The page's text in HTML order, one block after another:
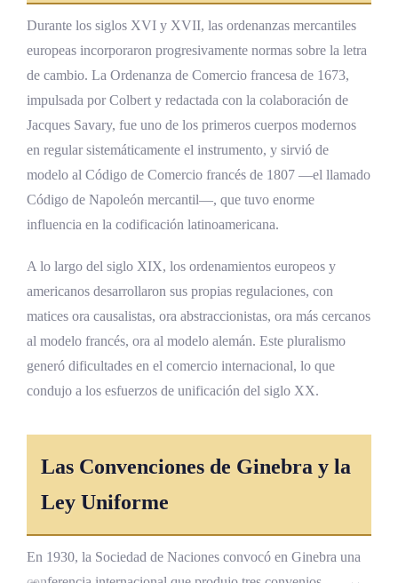
Durante los siglos XVI y XVII, las ordenanzas mercantiles
europeas incorporaron progresivamente normas sobre la letra
de cambio. La Ordenanza de Comercio francesa de 1673,
impulsada por Colbert y redactada con la colaboración de
Jacques Savary, fue uno de los primeros cuerpos modernos
en regular sistemáticamente el instrumento, y sirvió de
modelo al Código de Comercio francés de 1807 —el llamado
Código de Napoleón mercantil—, que tuvo enorme
influencia en la codificación latinoamericana.
A lo largo del siglo XIX, los ordenamientos europeos y
americanos desarrollaron sus propias regulaciones, con
matices ora causalistas, ora abstraccionistas, ora más cercanos
al modelo francés, ora al modelo alemán. Este pluralismo
generó dificultades en el comercio internacional, lo que
condujo a los esfuerzos de unificación del siglo XX.
Las Convenciones de Ginebra y la
Ley Uniforme
En 1930, la Sociedad de Naciones convocó en Ginebra una